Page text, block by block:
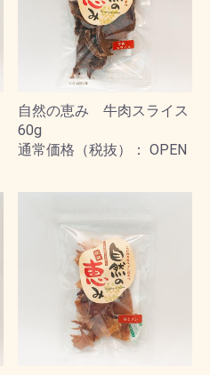
自然の恵み 牛肉スライス
60g
通常価格（税抜）： OPEN